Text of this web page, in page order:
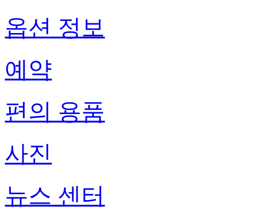
옵션 정보
예약
편의 용품
사진
뉴스 센터